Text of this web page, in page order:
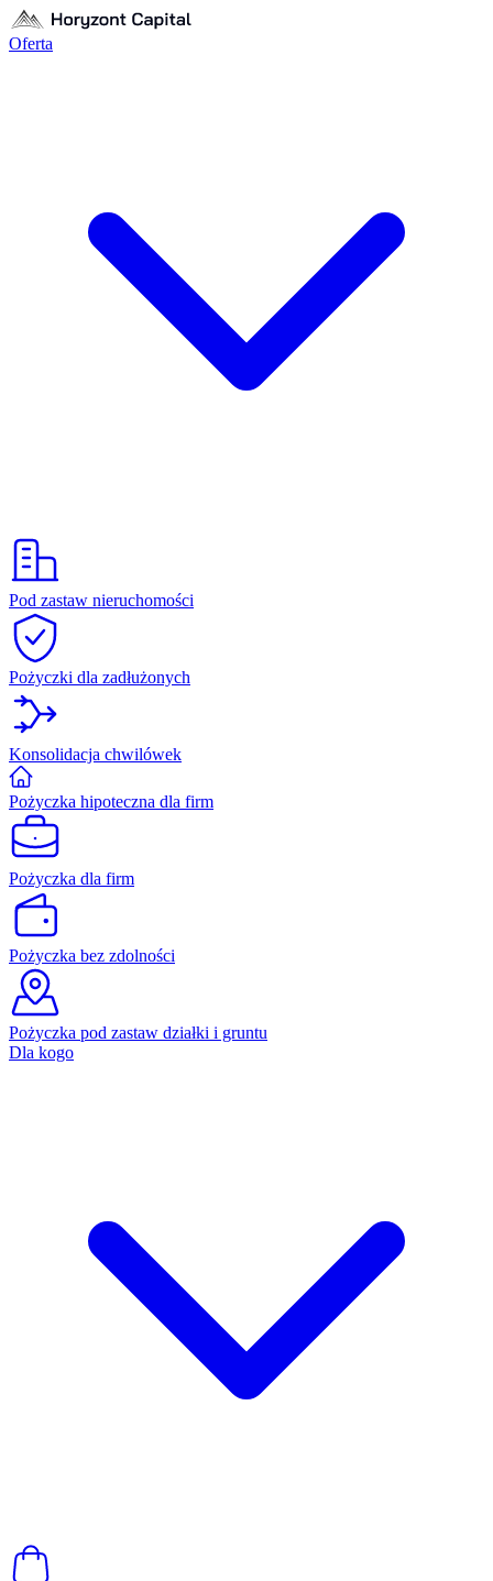
Oferta
Pod zastaw nieruchomości
Pożyczki dla zadłużonych
Konsolidacja chwilówek
Pożyczka hipoteczna dla firm
Pożyczka dla firm
Pożyczka bez zdolności
Pożyczka pod zastaw działki i gruntu
Dla kogo